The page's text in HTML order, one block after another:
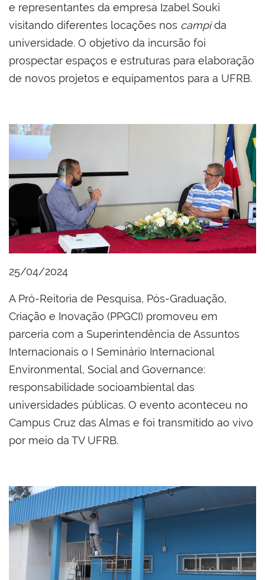
e representantes da empresa Izabel Souki
visitando diferentes locações nos campida
universidade. O objetivo da incursão foi
prospectar espaços e estruturas para elaboração
de novos projetos e equipamentos para a UFRB.
25/04/2024
A Pró-Reitoria de Pesquisa, Pós-Graduação,
Criação e Inovação (PPGCI) promoveu em
parceria com a Superintendência de Assuntos
Internacionais o I Seminário Internacional
Environmental, Social and Governance:
responsabilidade socioambiental das
universidades públicas. O evento aconteceu no
Campus Cruz das Almas e foi transmitido ao vivo
por meio da TV UFRB.